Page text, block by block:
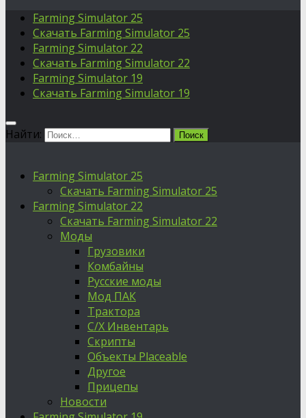
Farming Simulator 25
Скачать Farming Simulator 25
Farming Simulator 22
Скачать Farming Simulator 22
Farming Simulator 19
Скачать Farming Simulator 19
Найти:
Farming Simulator 25
Скачать Farming Simulator 25
Farming Simulator 22
Скачать Farming Simulator 22
Моды
Грузовики
Комбайны
Русские моды
Мод ПАК
Трактора
С/Х Инвентарь
Скрипты
Объекты Placeable
Другое
Прицепы
Новости